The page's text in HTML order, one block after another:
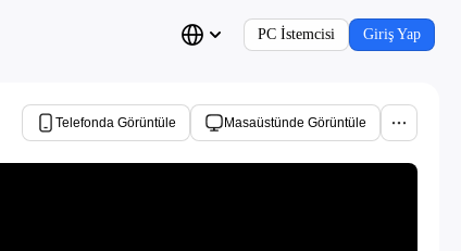
PC İstemcisi Giriş Yap
Telefonda Görüntüle Masaüstünde Görüntüle